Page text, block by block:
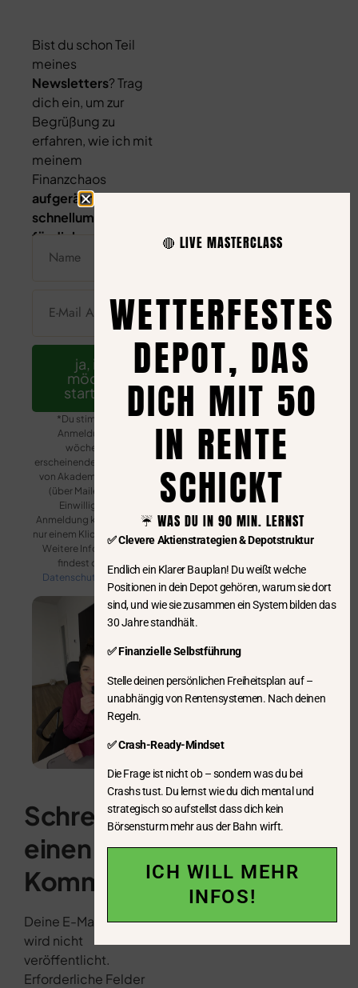
Bist du schon Teil
meines
Newsletters? Trag
dich ein, um zur
Begrüßung zu
erfahren, wie ich mit
meinem
Finanzchaos
aufgeräumt habe –
schnellumsetzbar
für dich
ja, ich
möchte
starten!*
*Du stimmst der
Anmeldung zum
wöchentlich
erscheinenden Newsletter
von Akademiker Fibel zu
(über Mailerlite). Die
Einwilligung zur
Anmeldung kannst du mit
nur einem Klick widerrufen.
Weitere Informationen
findest du in der
Datenschutzerklärung .
Schreibe
einen
Kommentar
Deine E-Mail-Adresse
wird nicht
veröffentlicht.
Erforderliche Felder
🔴 LIVE MASTERCLASS
WETTERFESTES
DEPOT, DAS
DICH MIT 50
IN RENTE
SCHICKT
☔️ WAS DU IN 90 MIN. LERNST
✅ Clevere Aktienstrategien & Depotstruktur
Endlich ein Klarer Bauplan! Du weißt welche
Positionen in dein Depot gehören, warum sie dort
sind, und wie sie zusammen ein System bilden das
30 Jahre standhält.
✅ Finanzielle Selbstführung
Stelle deinen persönlichen Freiheitsplan auf –
unabhängig von Rentensystemen. Nach deinen
Regeln.
✅ Crash-Ready-Mindset
Die Frage ist nicht ob – sondern was du bei
Crashs tust. Du lernst wie du dich mental und
strategisch so aufstellst dass dich kein
Börsensturm mehr aus der Bahn wirft.
ICH WILL MEHR
INFOS!